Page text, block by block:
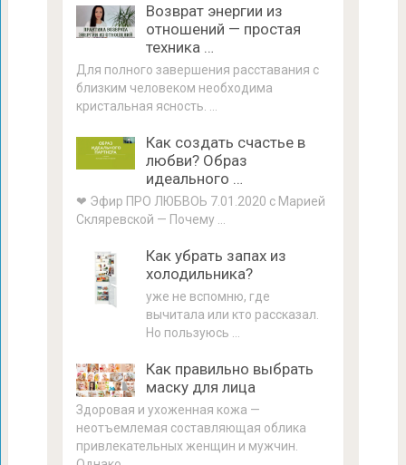
Возврат энергии из
отношений — простая
техника …
Для полного завершения расставания с
близким человеком необходима
кристальная ясность. …
Как создать счастье в
любви? Образ
идеального …
❤ Эфир ПРО ЛЮБВОЬ 7.01.2020 с Марией
Скляревской — Почему …
Как убрать запах из
холодильника?
уже не вспомню, где
вычитала или кто рассказал.
Но пользуюсь …
Как правильно выбрать
маску для лица
Здоровая и ухоженная кожа —
неотъемлемая составляющая облика
привлекательных женщин и мужчин.